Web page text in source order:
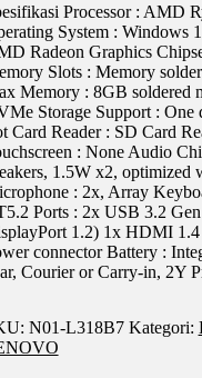
Processor : AMD
System : Windows
Radeon Graphics
Slots : Memory
Memory : 8GB soldered
Storage Support :
Card Reader : SD Card
: None Audio
1.5W x2,
: 2x, Array
Ports : 2x USB 3.2
1.2) 1x HDMI 1.4
connector Battery :
Courier or Carry-in, 2Y
N01-L318B7 Kategori: